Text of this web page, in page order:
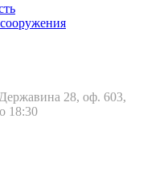
28, оф. 603,
18:30